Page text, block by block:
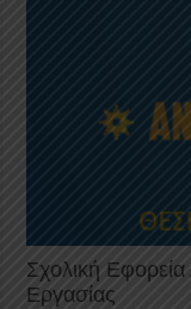
Σχολική
Εργασίας